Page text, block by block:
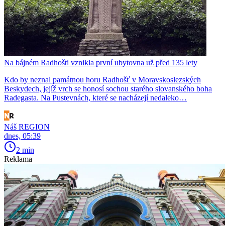
Na bájném Radhošti vznikla první ubytovna už před 135 lety
Kdo by neznal památnou horu Radhošť v Moravskoslezských
Beskydech, jejíž vrch se honosí sochou starého slovanského boha
Radegasta. Na Pustevnách, které se nacházejí nedaleko…
Náš REGION
dnes, 05:39
2 min
Reklama